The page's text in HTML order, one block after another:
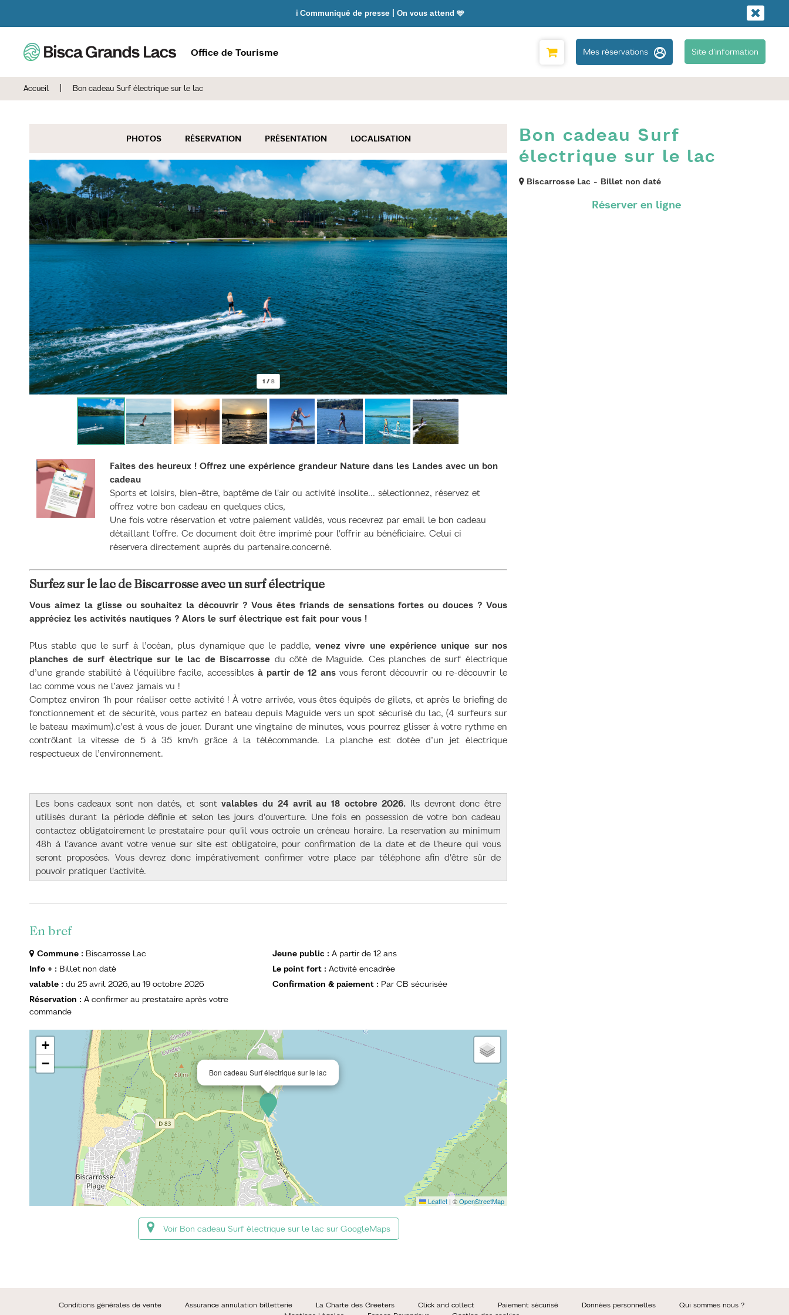
ℹ️ Communiqué de presse | On vous attend 🩵
Office de Tourisme Mes réservations Site d'information
Accueil Bon cadeau Surf électrique sur le lac
PHOTOS RÉSERVATION PRÉSENTATION LOCALISATION
1 /8
Bon cadeau Surf
électrique sur le lac
Biscarrosse Lac Billet non daté
Faites des heureux ! Offrez une expérience grandeur Nature dans les Landes avec un bon
cadeau
Sports et loisirs, bien-être, baptême de l'air ou activité insolite... sélectionnez, réservez et
offrez votre bon cadeau en quelques clics,
Une fois votre réservation et votre paiement validés, vous recevrez par email le bon cadeau
détaillant l'offre. Ce document doit être imprimé pour l'offrir au bénéficiaire. Celui ci
réservera directement auprès du partenaire.concerné.
Surfez sur le lac de Biscarrosse avec un surf électrique
Vous aimez la glisse ou souhaitez la découvrir ? Vous êtes friands de sensations fortes ou douces ? Vous
appréciez les activités nautiques ? Alors le surf électrique est fait pour vous !
Plus stable que le surf à l’océan, plus dynamique que le paddle, venez vivre une expérience unique sur nos
planches de surf électrique sur le lac de Biscarrosse du côté de Maguide. Ces planches de surf électrique
d’une grande stabilité à l’équilibre facile, accessibles à partir de 12 ans vous feront découvrir ou re-découvrir le
lac comme vous ne l’avez jamais vu !
Comptez environ 1h pour réaliser cette activité ! À votre arrivée, vous êtes équipés de gilets, et après le briefing de
fonctionnement et de sécurité, vous partez en bateau depuis Maguide vers un spot sécurisé du lac, (4 surfeurs sur
le bateau maximum).c’est à vous de jouer. Durant une vingtaine de minutes, vous pourrez glisser à votre rythme en
contrôlant la vitesse de 5 à 35 km/h grâce à la télécommande. La planche est dotée d’un jet électrique
respectueux de l’environnement.
Les bons cadeaux sont non datés, et sontvalables du 24 avril au 18 octobre 2026. Ils devront donc être
utilisés durant la période définie et selon les jours d'ouverture. Une fois en possession de votre bon cadeau
contactez obligatoirement le prestataire pour qu'il vous octroie un créneau horaire. La reservation au minimum
48h à l'avance avant votre venue sur site est obligatoire, pour confirmation de la date et de l'heure qui vous
seront proposées. Vous devrez donc impérativement confirmer votre place par téléphone afin d'être sûr de
pouvoir pratiquer l'activité.
En bref
Commune : Biscarrosse Lac
Info + : Billet non daté
valable : du 25 avril 2026 au 19 octobre 2026
Réservation : A confirmer au prestataire après votre
commande
Jeune public : A partir de 12 ans
Le point fort : Activité encadrée
Confirmation & paiement : Par CB sécurisée
Bon cadeau Surf électrique sur le lac
+
−
Leaflet | ©OpenStreetMap
Voir Bon cadeau Surf électrique sur le lac sur GoogleMaps
Conditions générales de vente Assurance annulation billetterie La Charte des Greeters Click and collect Paiement sécurisé Données personnelles
Qui sommes nous ?